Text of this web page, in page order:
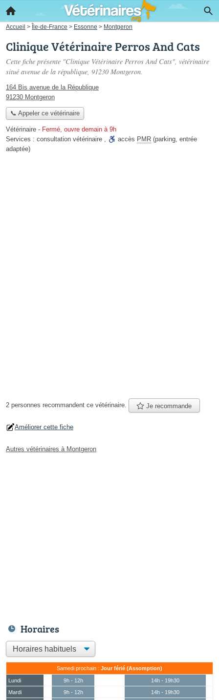
Accueil > Île-de-France > Essonne > Montgeron
Clinique Vétérinaire Perros And Cats
Cette fiche présente "Clinique Vétérinaire Perros And Cats", vétérinaire
situé avenue de la république, 91230 Montgeron.
164 Bis avenue de la République
91230 Montgeron
📞 Appeler ce vétérinaire
Vétérinaire - Fermé, ouvre demain à 9h
Services : consultation vétérinaire , accès PMR (parking, entrée
adaptée)
2 personnes recommandent ce vétérinaire. Je recommande
Améliorer cette fiche
Autres vétérinaires à Montgeron
Horaires
Samedi prochain : Jour férié (Assomption)
Lundi 9h - 12h
14h - 19h30
Mardi
9h - 12h
14h - 19h30